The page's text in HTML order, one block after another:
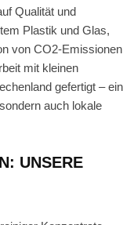
Qualität und
Plastik und Glas,
von CO2-Emissionen
mit kleinen
gefertigt – ein
auch lokale
UNSERE